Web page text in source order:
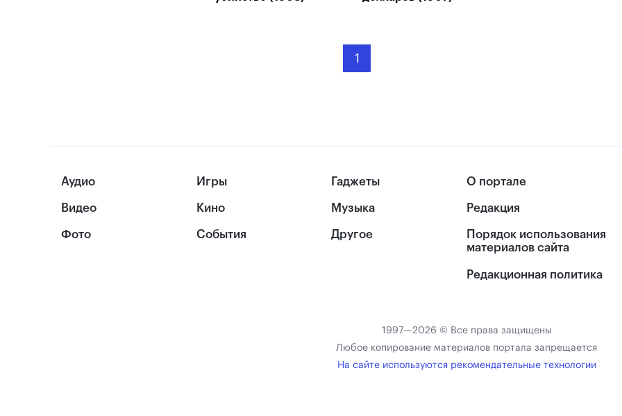
1
Аудио
Видео
Фото
Игры
Кино
События
Гаджеты
Музыка
Другое
О портале
Редакция
Порядок использования
материалов сайта
Редакционная политика
1997—2026 © Все права защищены
Любое копирование материалов портала запрещается
На сайте используются рекомендательные технологии